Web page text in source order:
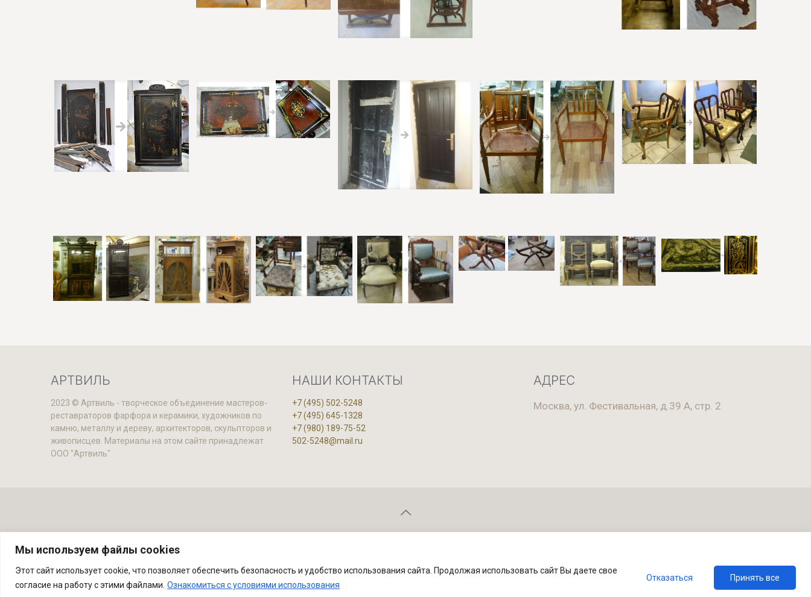
Мы используем файлы cookies
Этот сайт использует cookie, что позволяет обеспечить безопасность и удобство использования сайта. Продолжая использовать сайт Вы даете свое
согласие на работу с этими файлами. Ознакомиться с условиями использования
Отказаться Принять все
АРТВИЛЬ
2023 © Артвиль - творческое объединение мастеров-
реставраторов фарфора и керамики, художников по
камню, металлу и дереву, архитекторов, скульпторов и
живописцев. Материалы на этом сайте принадлежат
ООО "Артвиль"
НАШИ КОНТАКТЫ
+7 (495) 502-5248
+7 (495) 645-1328
+7 (980) 189-75-52
502-5248@mail.ru
АДРЕС
Москва, ул. Фестивальная, д.39 А, стр. 2